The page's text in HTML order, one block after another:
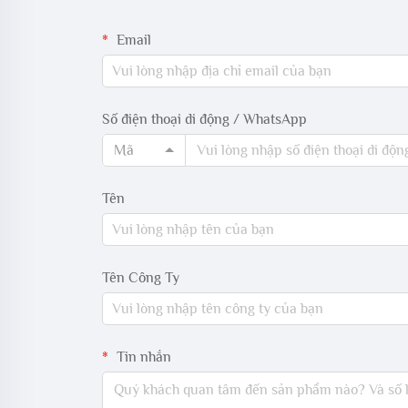
Email
Số điện thoại di động / WhatsApp
Mã
Tên
Tên Công Ty
Tin nhắn